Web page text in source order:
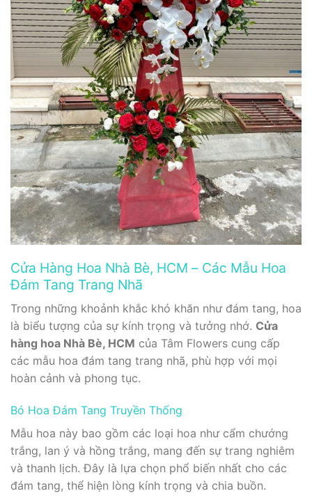
Cửa Hàng Hoa Nhà Bè, HCM – Các Mẫu Hoa
Đám Tang Trang Nhã
Trong những khoảnh khắc khó khăn như đám tang, hoa
là biểu tượng của sự kính trọng và tưởng nhớ. Cửa
hàng hoa Nhà Bè, HCM của Tâm Flowers cung cấp
các mẫu hoa đám tang trang nhã, phù hợp với mọi
hoàn cảnh và phong tục.
Bó Hoa Đám Tang Truyền Thống
Mẫu hoa này bao gồm các loại hoa như cẩm chướng
trắng, lan ý và hồng trắng, mang đến sự trang nghiêm
và thanh lịch. Đây là lựa chọn phổ biến nhất cho các
đám tang, thể hiện lòng kính trọng và chia buồn.